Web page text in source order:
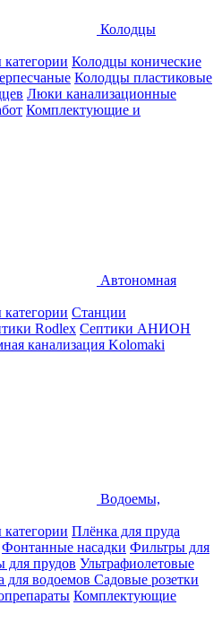
Колодцы
Колодцы конические
Колодцы пластиковые
Люки канализационные
Комплектующие и
Автономная
Станции
Rodlex Септики АНИОН
канализация Kolomaki
Водоемы,
Плёнка для пруда
Фонтанные насадки Фильтры для
прудов Ультрафиолетовые
для водоемов Садовые розетки
Комплектующие